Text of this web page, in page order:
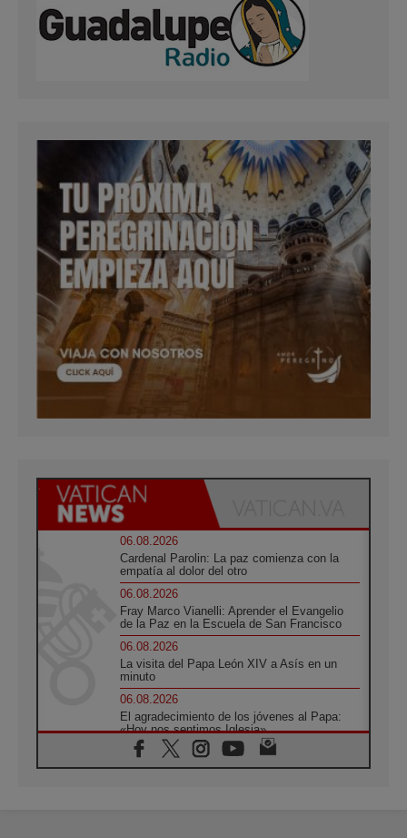
06.08.2026
Cardenal Parolin: La paz comienza con la
empatía al dolor del otro
06.08.2026
Fray Marco Vianelli: Aprender el Evangelio
de la Paz en la Escuela de San Francisco
06.08.2026
La visita del Papa León XIV a Asís en un
minuto
06.08.2026
El agradecimiento de los jóvenes al Papa:
«Hoy nos sentimos Iglesia»
06.08.2026
Líbano: Reanudan los coloquios en Roma en